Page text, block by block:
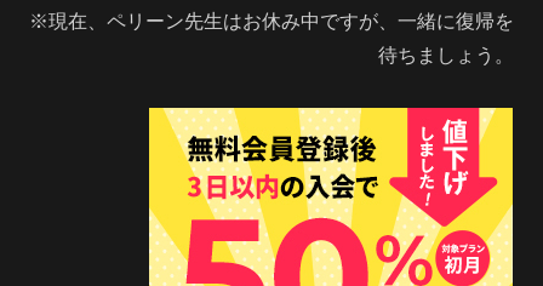
※現在、ペリーン先生はお休み中ですが、一緒に復帰を
待ちましょう。